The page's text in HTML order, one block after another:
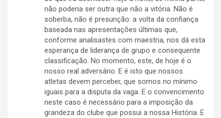
não poderia ser outra que não a vitória. Não é
soberba, não é presunção: a volta da confiança
baseada nas apresentações últimas que,
conforme analisastes com maestria, nos dá esta
esperança de liderança de grupo e consequente
classificação. No momento, este, de hoje é o
nosso real adversário. E é isto que nossos
atletas devem perceber, que somos no mínimo
iguais para a disputa da vaga. E o convencimento
neste caso é necessário para a imposição da
grandeza do clube que possui a nossa História. E